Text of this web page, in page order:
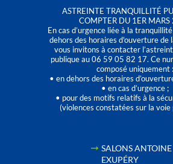
ASTREINTE TRANQUILLITÉ
COMPTER DU 1ER
En cas d’urgence liée à la
dehors des horaires d'ouverture de
vous invitons à contacter
publique au 06 59 05 82 17. Ce
composé uniquement :
• en dehors des horaires
• en cas d’urgence ;
• pour des motifs relatifs à la
(violences constatées sur la voie
SALONS
EXUPÉRY